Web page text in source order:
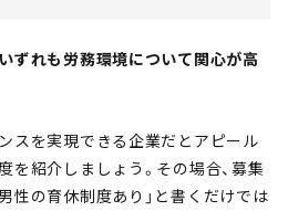
ずれも労務環境について関心が高
スを実現できる企業だとアピール
を紹介しましょう。その場合、募集
性の育休制度あり」と書くだけでは